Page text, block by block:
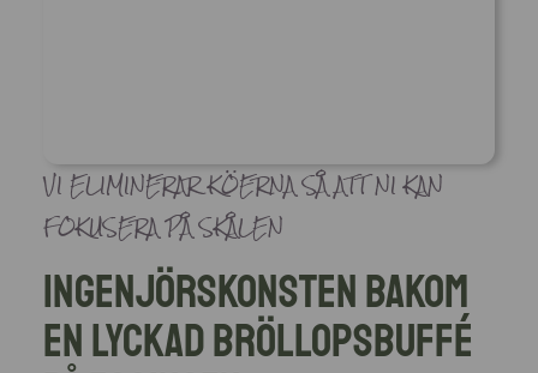
VI ELIMINERAR KÖERNA SÅ ATT NI KAN
FOKUSERA PÅ SKÅLEN
Ingenjörskonsten bakom
en lyckad bröllopsbuffé